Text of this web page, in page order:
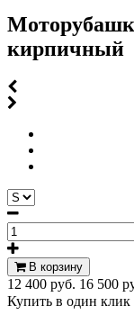
кирпичный
В корзину
12 400 руб. 16 500
Купить в один клик